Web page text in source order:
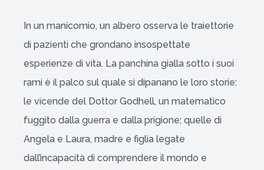
In un manicomio, un albero osserva le traiettorie
di pazienti che grondano insospettate
esperienze di vita. La panchina gialla sotto i suoi
rami è il palco sul quale si dipanano le loro storie:
le vicende del Dottor Godhell, un matematico
fuggito dalla guerra e dalla prigione; quelle di
Angela e Laura, madre e figlia legate
dall’incapacità di comprendere il mondo e